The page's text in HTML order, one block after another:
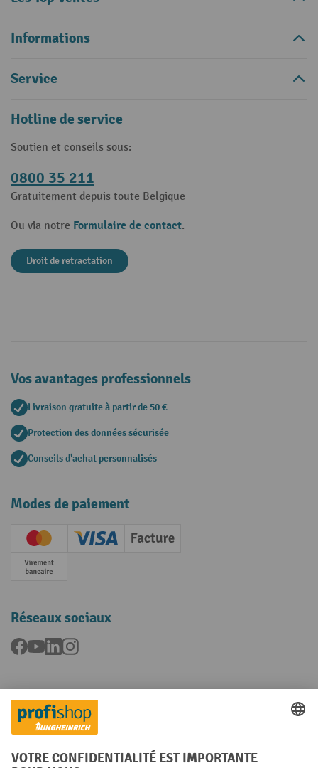
Informations
Service
Hotline de service
Soutien et conseils sous:
0800 35 211
Gratuitement depuis toute Belgique
Ou via notre Formulaire de contact.
Droit de retractation
Vos avantages professionnels
Livraison gratuite à partir de 50 €
Protection des données sécurisée
Conseils d'achat personnalisés
Modes de paiement
Creditcard (Master)Creditcard (Visa)
Facture
Paiement anticipé
Réseaux sociaux
Facebook
YouTubeLinkedInInstagram
Langues
FR NL